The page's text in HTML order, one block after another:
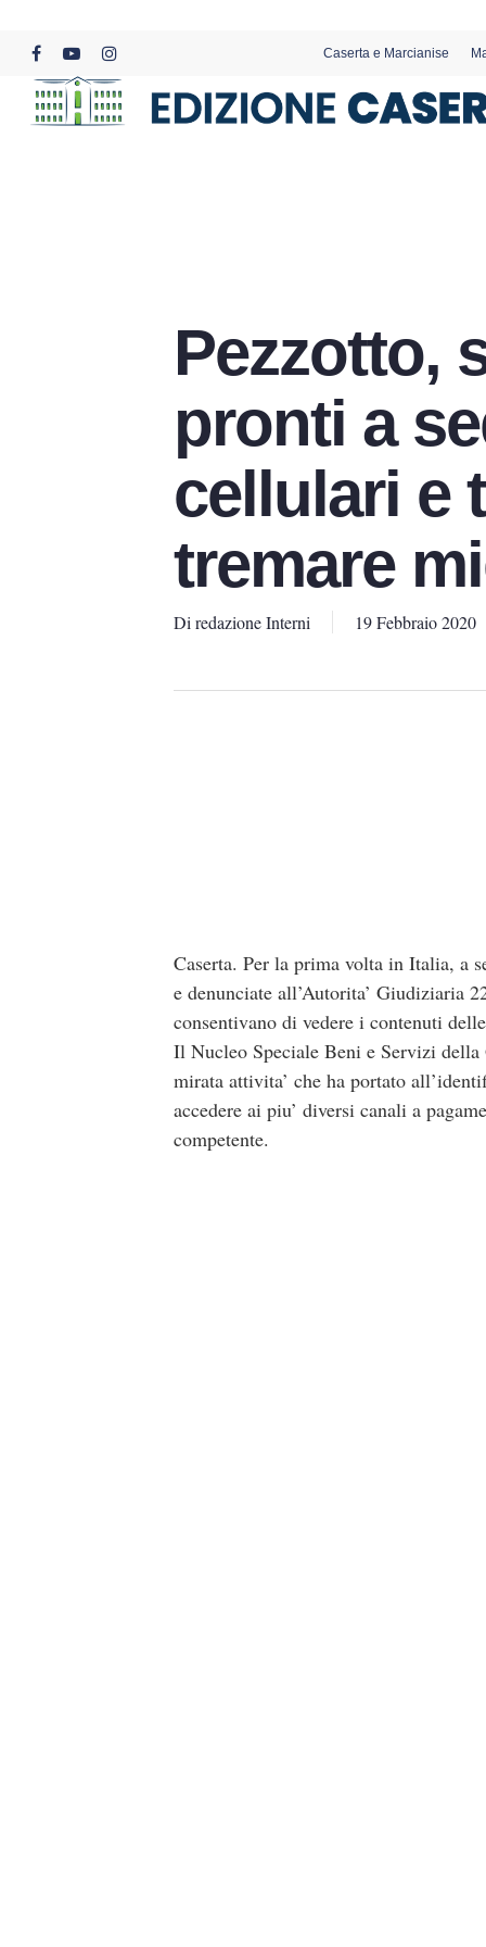
content
facebookyoutubeinstagram
Caserta e Marcianise
Pezzotto,
pronti a
cellulari e
tremare
Di redazione Interni 19 Febbraio 2020
Caserta. Per la prima volta in Italia, a
e denunciate all’Autorita’ Giudiziaria
consentivano di vedere i contenuti
Il Nucleo Speciale Beni e Servizi della
mirata attivita’ che ha portato
accedere ai piu’ diversi canali a
competente.